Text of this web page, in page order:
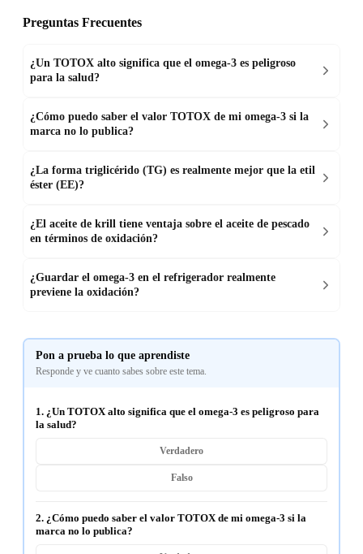
Preguntas Frecuentes
¿Un TOTOX alto significa que el omega-3 es peligroso
para la salud?
¿Cómo puedo saber el valor TOTOX de mi omega-3 si la
marca no lo publica?
¿La forma triglicérido (TG) es realmente mejor que la etil
éster (EE)?
¿El aceite de krill tiene ventaja sobre el aceite de pescado
en términos de oxidación?
¿Guardar el omega-3 en el refrigerador realmente
previene la oxidación?
Pon a prueba lo que aprendiste
Responde y ve cuanto sabes sobre este tema.
1. ¿Un TOTOX alto significa que el omega-3 es peligroso para
la salud?
Verdadero
Falso
2. ¿Cómo puedo saber el valor TOTOX de mi omega-3 si la
marca no lo publica?